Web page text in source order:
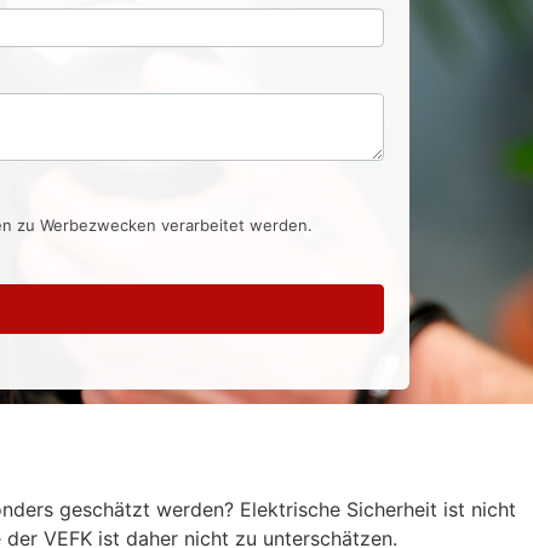
zu Werbezwecken verarbeitet werden.
geschätzt werden? Elektrische Sicherheit ist nicht
VEFK ist daher nicht zu unterschätzen.